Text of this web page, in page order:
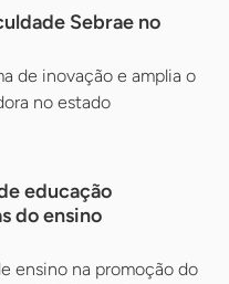
Sebrae no
de inovação e amplia o
no estado
educação
do ensino
ensino na promoção do